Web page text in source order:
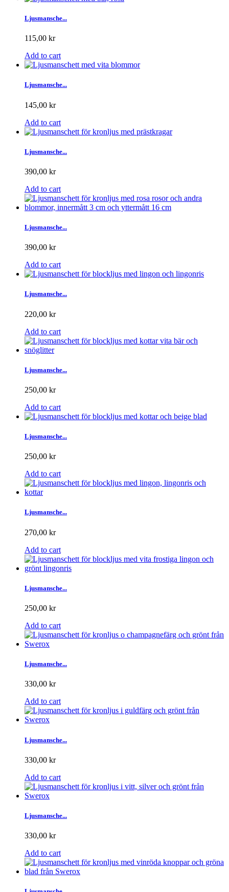
Ljusmansche...
115,00 kr
Add to cart
Ljusmansche...
145,00 kr
Add to cart
Ljusmansche...
390,00 kr
Add to cart
Ljusmansche...
390,00 kr
Add to cart
Ljusmansche...
220,00 kr
Add to cart
Ljusmansche...
250,00 kr
Add to cart
Ljusmansche...
250,00 kr
Add to cart
Ljusmansche...
270,00 kr
Add to cart
Ljusmansche...
250,00 kr
Add to cart
Ljusmansche...
330,00 kr
Add to cart
Ljusmansche...
330,00 kr
Add to cart
Ljusmansche...
330,00 kr
Add to cart